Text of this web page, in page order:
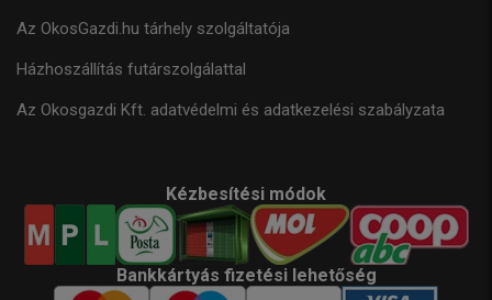
Az OkosGazdi.hu tárhely szolgáltatója
Házhoszállítás futárszolgálattal
Az Okosgazdi Kft. adatvédelmi és adatkezelési szabályzata
Kézbesítési módok
Bankkártyás fizetési lehetőség